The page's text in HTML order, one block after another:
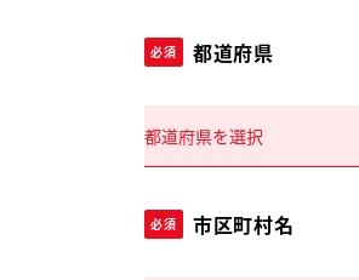
必須 都道府県
必須 市区町村名